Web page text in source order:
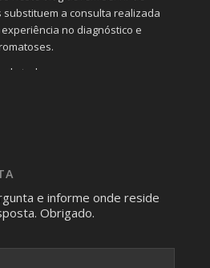
a consulta realizada
no diagnóstico e
todas as pessoas que
e informe onde reside
Obrigado.